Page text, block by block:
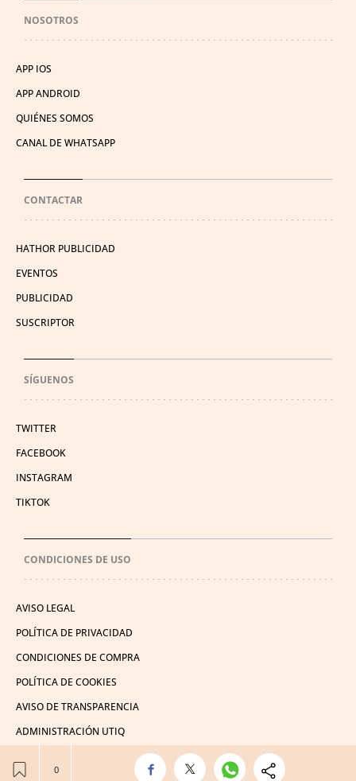
NOSOTROS
APP IOS
APP ANDROID
QUIÉNES SOMOS
CANAL DE WHATSAPP
CONTACTAR
HATHOR PUBLICIDAD
EVENTOS
PUBLICIDAD
SUSCRIPTOR
SÍGUENOS
TWITTER
FACEBOOK
INSTAGRAM
TIKTOK
CONDICIONES DE USO
AVISO LEGAL
POLÍTICA DE PRIVACIDAD
CONDICIONES DE COMPRA
POLÍTICA DE COOKIES
AVISO DE TRANSPARENCIA
ADMINISTRACIÓN UTIQ